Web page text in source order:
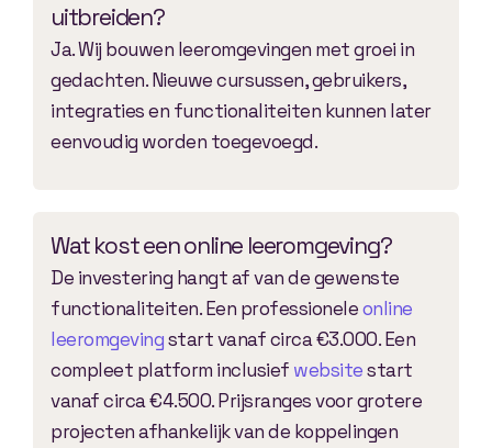
uitbreiden?
Ja. Wij bouwen leeromgevingen met groei in
gedachten. Nieuwe cursussen, gebruikers,
integraties en functionaliteiten kunnen later
eenvoudig worden toegevoegd.
Wat kost een online leeromgeving?
De investering hangt af van de gewenste
functionaliteiten. Een professioneleonline
leeromgevingstart vanaf circa €3.000. Een
compleet platform inclusief websitestart
vanaf circa €4.500. Prijsranges voor grotere
projecten afhankelijk van de koppelingen